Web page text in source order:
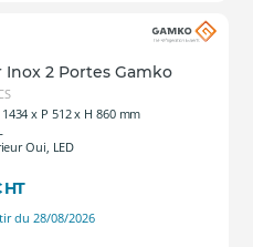
Inox 2 Portes Gamko
x P 512 x H 860 mm
Oui, LED
HT
du 28/08/2026